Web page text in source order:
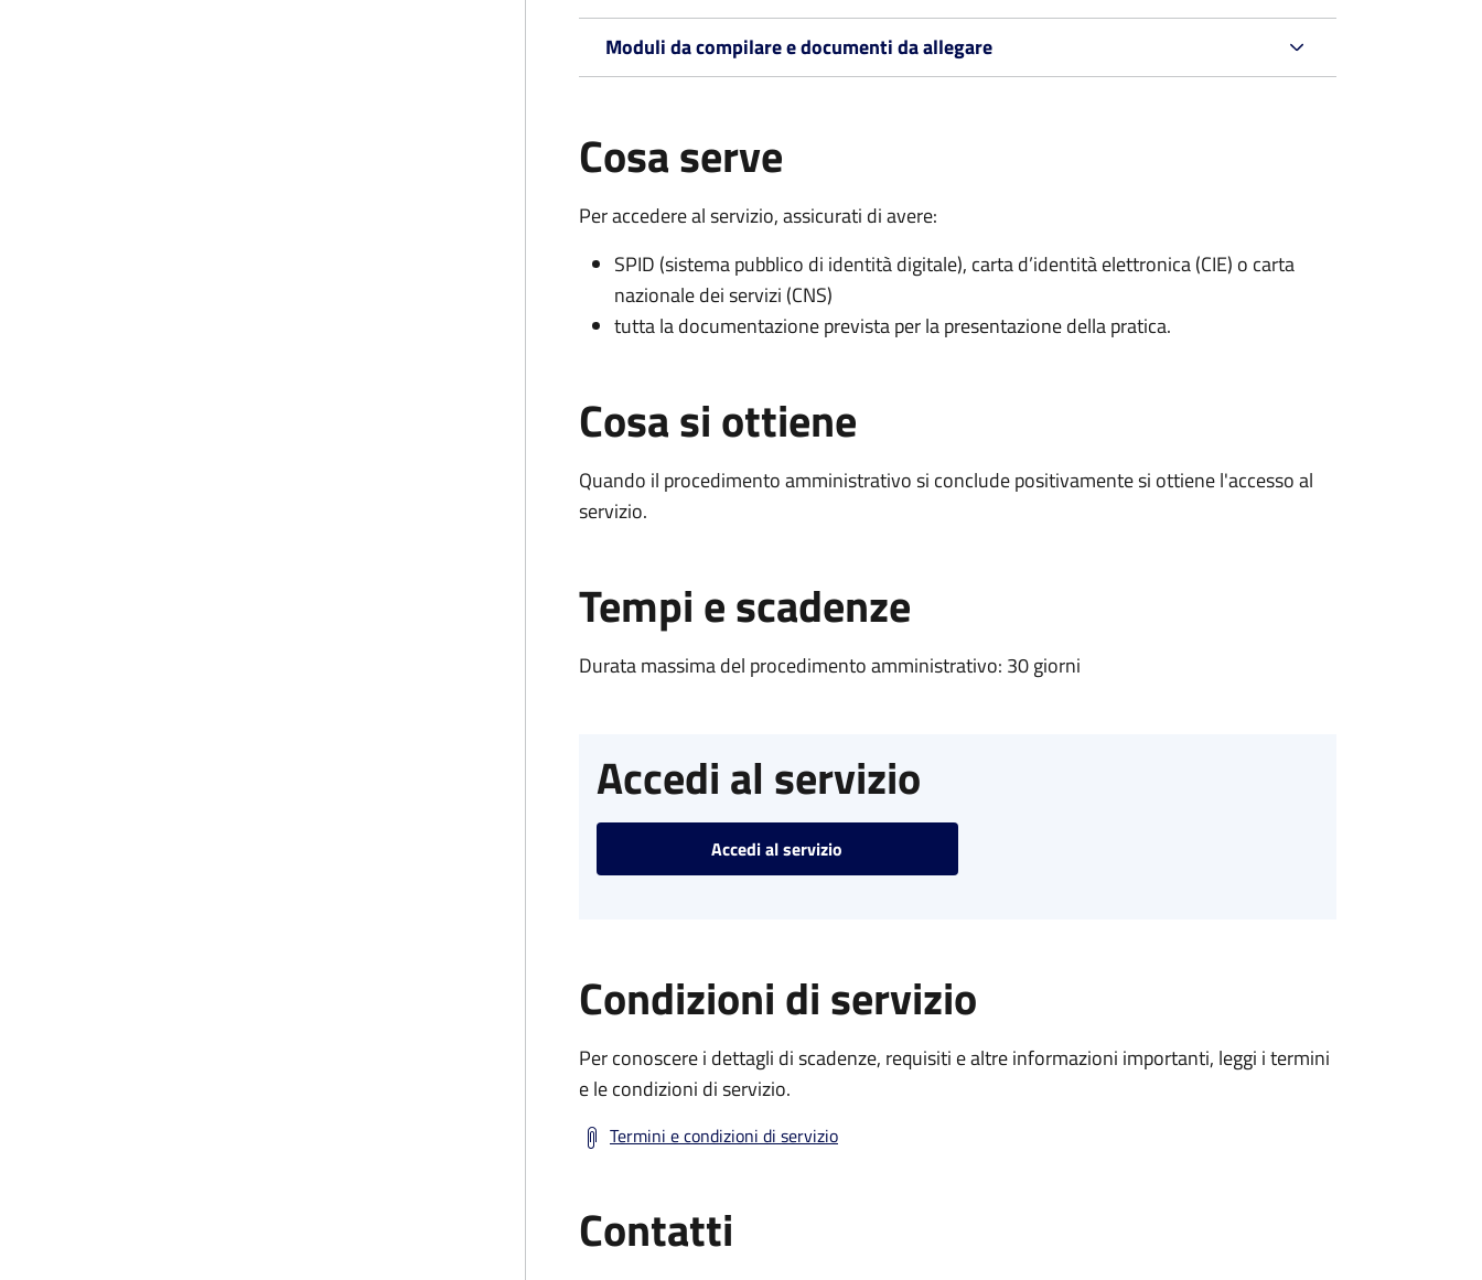
Moduli da compilare e documenti da allegare
Cosa serve
Per accedere al servizio, assicurati di avere:
SPID (sistema pubblico di identità digitale), carta d’identità elettronica (CIE) o carta
nazionale dei servizi (CNS)
tutta la documentazione prevista per la presentazione della pratica.
Cosa si ottiene
Quando il procedimento amministrativo si conclude positivamente si ottiene l'accesso al
servizio.
Tempi e scadenze
Durata massima del procedimento amministrativo: 30 giorni
Accedi al servizio
Accedi al servizio
Condizioni di servizio
Per conoscere i dettagli di scadenze, requisiti e altre informazioni importanti, leggi i termini
e le condizioni di servizio.
Termini e condizioni di servizio
Contatti